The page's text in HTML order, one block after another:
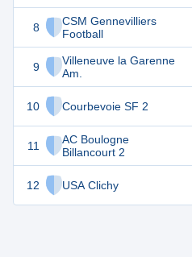
8
CSM Gennevilliers
Football
9
Villeneuve la Garenne
Am.
10 Courbevoie SF 2
11
AC Boulogne
Billancourt 2
12 USA Clichy
24
23 22
20